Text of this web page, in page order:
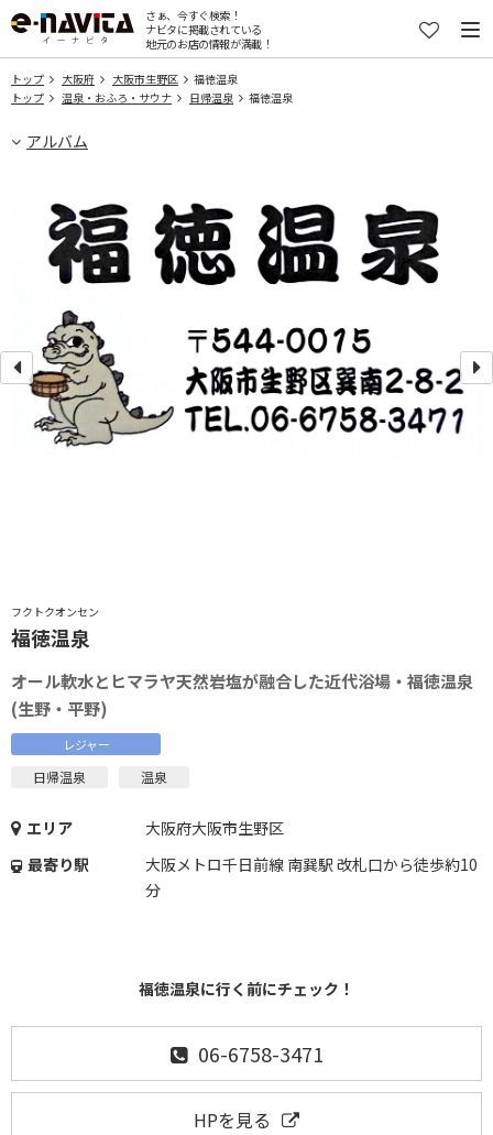
さぁ、今すぐ検索！
ナビタに掲載されている
地元のお店の情報が満載！
トップ 大阪府 大阪市生野区
福徳温泉
トップ
温泉・おふろ・サウナ 日帰温泉 福徳温泉
アルバム
フクトクオンセン
福徳温泉
オール軟水とヒマラヤ天然岩塩が融合した近代浴場・福徳温泉
(生野・平野)
レジャー
日帰温泉 温泉
エリア
大阪府大阪市生野区
最寄り駅
大阪メトロ千日前線 南巽駅 改札口から徒歩約10
分
福徳温泉に行く前にチェック！
06-6758-3471
HPを見る